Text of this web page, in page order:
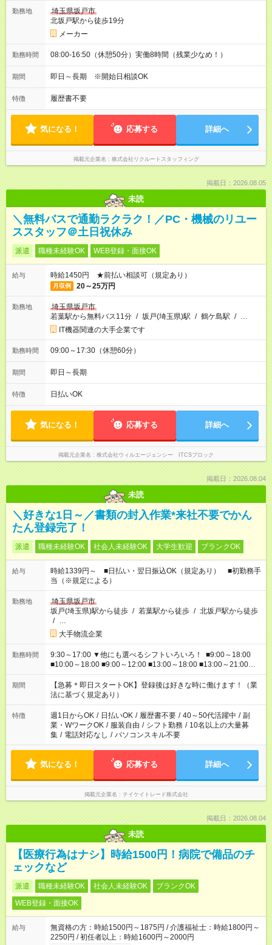
勤務地
埼玉県坂戸市
北坂戸駅から徒歩19分
メーカー
勤務時間 08:00-16:50（休憩50分）実働8時間（残業少なめ！）
期間 即日～長期 ※開始日相談OK
特徴 履歴書不要
気になる！ 応募する 詳細へ
掲載元企業名 株式会社リクルートスタッフィング
掲載日：2026.08.05
未読
＼無料バスで通勤ラクラク！／PC・機械のリユー
ススタッフ＠土日祝休み
派遣 職種未経験OK WEB登録・面接OK
給与 時給1450円 ★前払い相談可（規定あり）
月収例 20～25万円
勤務地
埼玉県坂戸市
若葉駅から無料バス11分 / 坂戸(埼玉県)駅 / 鶴ケ島駅 / …
IT機器関連の大手企業です
勤務時間 09:00～17:30（休憩60分）
期間 即日～長期
特徴 日払いOK
気になる！ 応募する 詳細へ
掲載元企業名 株式会社ウィルエージェンシー ITCSブロック
掲載日：2026.08.04
未読
＼好きな1日～／書類の封入作業*来社不要でかん
たん登録完了！
派遣 職種未経験OK 社会人未経験OK 大学生歓迎 ブランクOK
給与
時給1339円～ ■日払い・翌日振込OK（規定あり） ■初勤務手
当（※規定による）
勤務地
埼玉県坂戸市
坂戸(埼玉県)駅から徒歩 / 若葉駅から徒歩 / 北坂戸駅から徒歩
/ …
大手物流企業
勤務時間
9:30～17:00 ▼他にも選べるシフトいろいろ！ ■9:00～18:00
■10:00～18:00 ■9:00～12:00 ■13:00～18:00 ■13:00～21:00
■22:00～翌6:00 など あなたの希望を教えてください！
期間
【急募＊即日スタートOK】登録後は好きな時に働けます！（業
法に基づく規定あり）
特徴 週1日からOK / 日払いOK / 履歴書不要 / 40～50代活躍中 / 副
業・WワークOK / 服装自由 / シフト勤務 / 10名以上の大量募
集 / 電話対応なし / パソコンスキル不要
気になる！ 応募する 詳細へ
掲載元企業名 テイケイトレード株式会社
掲載日：2026.08.04
未読
【医療行為はナシ】時給1500円！病院で備品のチ
ェックなど
派遣 職種未経験OK 社会人未経験OK
ブランクOK
WEB登録・面接OK
給与
無資格の方：時給1500円～1875円 / 介護福祉士：時給1800円～
2250円 / 初任者以上：時給1600円～2000円